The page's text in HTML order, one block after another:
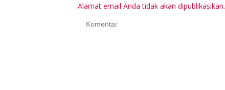
Alamat email Anda tidak akan dipublikasikan.